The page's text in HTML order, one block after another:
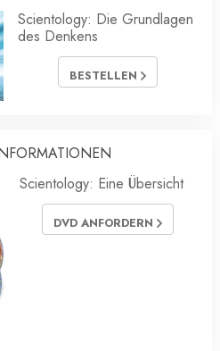
Scientology: Die Grundlagen
des Denkens
BESTELLEN
Scientology: Eine Übersicht
DVD ANFORDERN